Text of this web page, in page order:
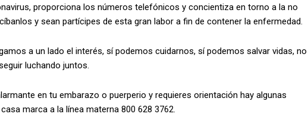
proporciona los números telefónicos y concientiza en torno a la no
y sean partícipes de esta gran labor a fin de contener la enfermedad.
a un lado el interés, sí podemos cuidarnos, sí podemos salvar vidas, no
luchando juntos.
en tu embarazo o puerperio y requieres orientación hay algunas
marca a la línea materna 800 628 3762.